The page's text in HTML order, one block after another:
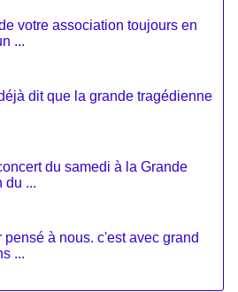
votre association toujours en
...
dit que la grande tragédienne
du samedi à la Grande
du ...
à nous. c'est avec grand
...